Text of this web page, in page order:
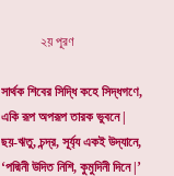
২য় পূরণ
সার্থক শিবের সিদ্ধি কহে সিদ্ধগণে,
একি রূপ অপরূপ তারক ভুবনে |
ছয়-ঋতু, চন্দ্র, সূর্য্য একই উদ্যানে,
‘পদ্মিনী উদিত নিশি, কুমুদিনী দিনে |’